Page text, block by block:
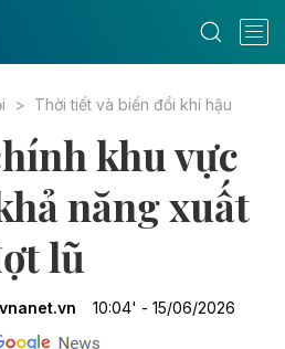
Thời tiết và biến đổi khí hậu
khu vực
năng xuất
lũ
10:04' - 15/06/2026